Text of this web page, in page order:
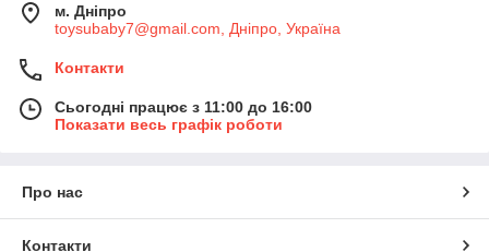
м. Дніпро
toysubaby7@gmail.com, Дніпро, Україна
Контакти
Сьогодні працює з 11:00 до 16:00
Показати весь графік роботи
Про нас
Контакти